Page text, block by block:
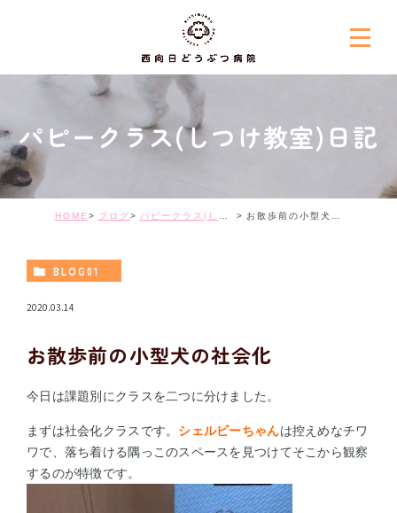
パピークラス(しつけ教室)日記
HOME ブログ パピークラス(しつけ教室)日記 お散歩前の小型犬の社会化
BLOG01
2020.03.14
お散歩前の小型犬の社会化
今日は課題別にクラスを二つに分けました。
まずは社会化クラスです。 シェルビーちゃんは控えめなチワ
ワで、落ち着ける隅っこのスペースを見つけてそこから観察
するのが特徴です。